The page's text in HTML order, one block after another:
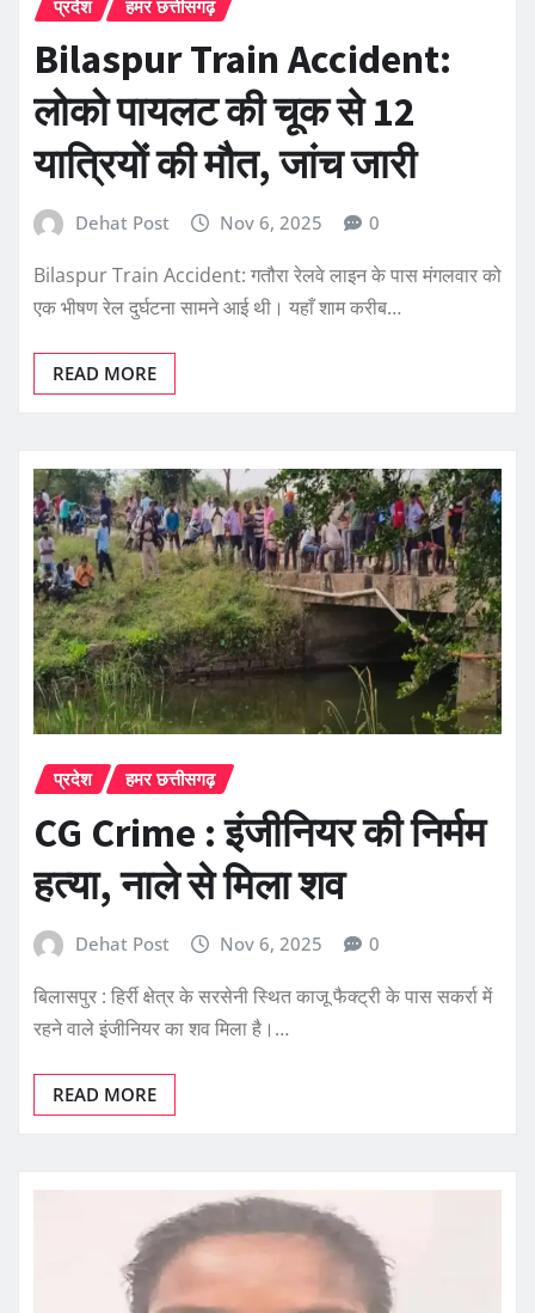
प्रदेश हमर छत्तीसगढ़
Bilaspur Train Accident:
लोको पायलट की चूक से 12
यात्रियों की मौत, जांच जारी
Dehat Post Nov 6, 2025 0
Bilaspur Train Accident: गतौरा रेलवे लाइन के पास मंगलवार को
एक भीषण रेल दुर्घटना सामने आई थी। यहाँ शाम करीब…
READ MORE
प्रदेश हमर छत्तीसगढ़
CG Crime : इंजीनियर की निर्मम
हत्या, नाले से मिला शव
Dehat Post Nov 6, 2025 0
बिलासपुर : हिर्री क्षेत्र के सरसेनी स्थित काजू फैक्ट्री के पास सकर्रा में
रहने वाले इंजीनियर का शव मिला है।…
READ MORE